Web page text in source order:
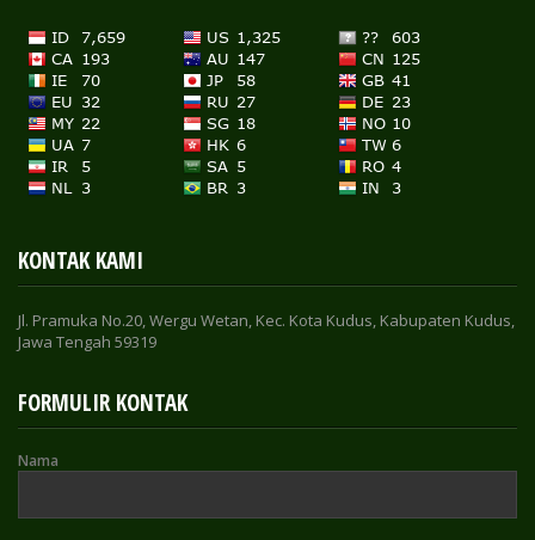
KONTAK KAMI
Jl. Pramuka No.20, Wergu Wetan, Kec. Kota Kudus, Kabupaten Kudus,
Jawa Tengah 59319
FORMULIR KONTAK
Nama